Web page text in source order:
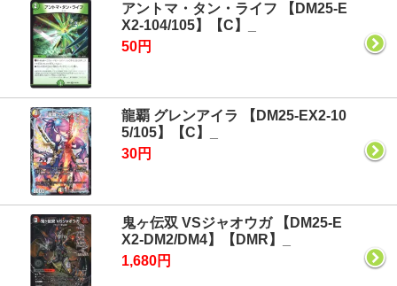
アントマ・タン・ライフ 【DM25-E
X2-104/105】【C】_
50円
龍覇 グレンアイラ 【DM25-EX2-10
5/105】【C】_
30円
鬼ヶ伝双 VSジャオウガ 【DM25-E
X2-DM2/DM4】【DMR】_
1,680円